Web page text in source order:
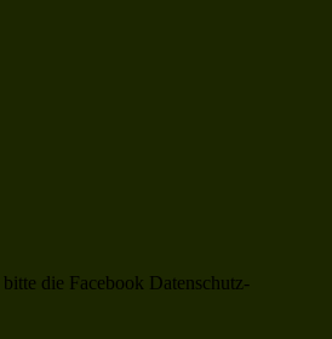
die Facebook Datenschutz-